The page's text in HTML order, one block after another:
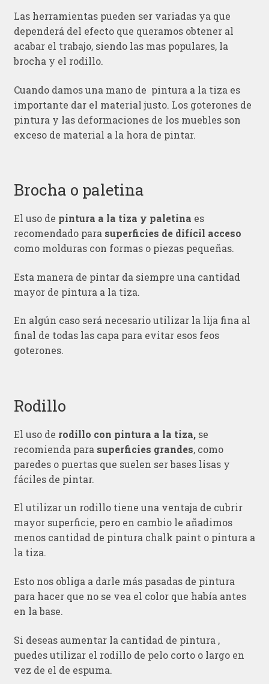
Las herramientas pueden ser variadas ya que
dependerá del efecto que queramos obtener al
acabar el trabajo, siendo las mas populares, la
brocha y el rodillo.
Cuando damos una mano de pintura a la tiza es
importante dar el material justo. Los goterones de
pintura y las deformaciones de los muebles son
exceso de material a la hora de pintar.
Brocha o paletina
El uso de pintura a la tiza y paletina es
recomendado para superficies de difícil acceso
como molduras con formas o piezas pequeñas.
Esta manera de pintar da siempre una cantidad
mayor de pintura a la tiza.
En algún caso será necesario utilizar la lija fina al
final de todas las capa para evitar esos feos
goterones.
Rodillo
El uso de rodillo con pintura a la tiza,se
recomienda para superficies grandes, como
paredes o puertas que suelen ser bases lisas y
fáciles de pintar.
El utilizar un rodillo tiene una ventaja de cubrir
mayor superficie, pero en cambio le añadimos
menos cantidad de pintura chalk paint o pintura a
la tiza.
Esto nos obliga a darle más pasadas de pintura
para hacer que no se vea el color que había antes
en la base.
Si deseas aumentar la cantidad de pintura ,
puedes utilizar el rodillo de pelo corto o largo en
vez de el de espuma.